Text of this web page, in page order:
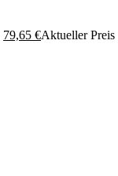
79,65 €Aktueller Preis